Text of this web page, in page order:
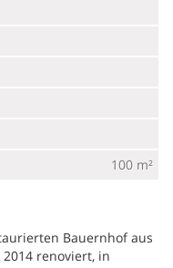
100 m²
Bauernhof aus
renoviert, in